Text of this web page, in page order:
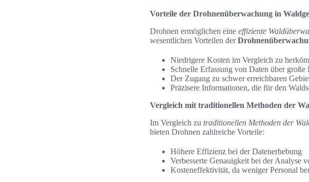
Vorteile der Drohnenüberwachung in
Drohnen ermöglichen eine effiziente
wesentlichen Vorteilen der
Niedrigere Kosten im Vergleich zu
Schnelle Erfassung von Daten über große
Der Zugang zu schwer erreichbaren
Präzisere Informationen, die für den
Vergleich mit traditionellen Methoden der
Im Vergleich zu traditionellen Methoden der
bieten Drohnen zahlreiche Vorteile:
Höhere Effizienz bei der Datenerhebung
Verbesserte Genauigkeit bei der Analyse
Kosteneffektivität, da weniger Personal